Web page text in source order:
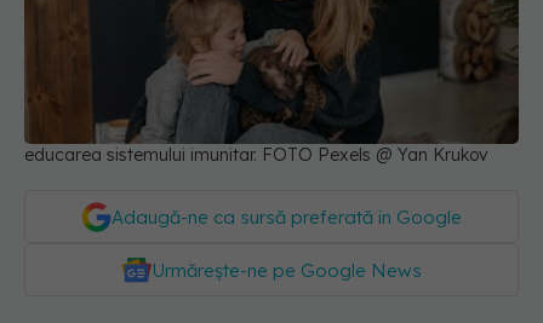
educarea sistemului imunitar. FOTO Pexels @ Yan Krukov
Adaugă-ne ca sursă preferată în Google
Urmărește-ne pe Google News